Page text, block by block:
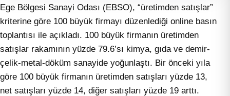
Ege Bölgesi Sanayi Odası (EBSO), “üretimden satışlar”
kriterine göre 100 büyük firmayı düzenlediği online basın
toplantısı ile açıkladı. 100 büyük firmanın üretimden
satışlar rakamının yüzde 79.6’sı kimya, gıda ve demir-
çelik-metal-döküm sanayide yoğunlaştı. Bir önceki yıla
göre 100 büyük firmanın üretimden satışları yüzde 13,
net satışları yüzde 14, diğer satışları yüzde 19 arttı.